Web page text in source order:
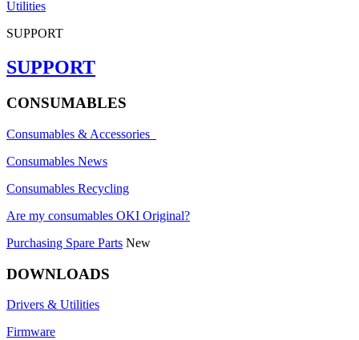
Utilities
SUPPORT
SUPPORT
CONSUMABLES
Consumables & Accessories
Consumables News
Consumables Recycling
Are my consumables OKI Original?
Purchasing Spare Parts New
DOWNLOADS
Drivers & Utilities
Firmware